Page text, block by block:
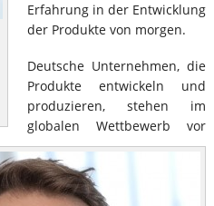
Erfahrung in der Entwicklung
der Produkte von morgen.
Deutsche Unternehmen, die
Produkte entwickeln und
produzieren, stehen im
globalen Wettbewerb vor